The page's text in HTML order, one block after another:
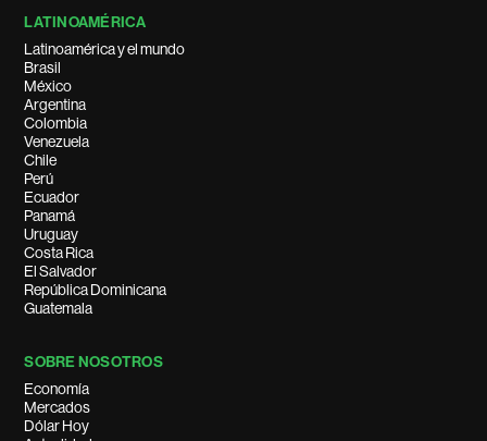
LATINOAMÉRICA
Latinoamérica y el mundo
Brasil
México
Argentina
Colombia
Venezuela
Chile
Perú
Ecuador
Panamá
Uruguay
Costa Rica
El Salvador
República Dominicana
Guatemala
SOBRE NOSOTROS
Economía
Mercados
Dólar Hoy